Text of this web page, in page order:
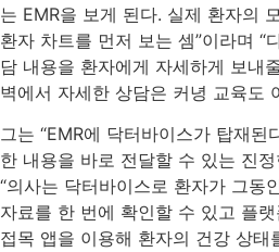
는 EMR을 보게 된다. 실제 환자의
환자 차트를 먼저 보는 셈”이라며 “
담 내용을 환자에게 자세하게 보내
벽에서 자세한 상담은 커녕 교육도
그는 “EMR에 닥터바이스가 탑재된
한 내용을 바로 전달할 수 있는 진정
“의사는 닥터바이스로 환자가 그동
자료를 한 번에 확인할 수 있고 플
접목 앱을 이용해 환자의 건강 상태